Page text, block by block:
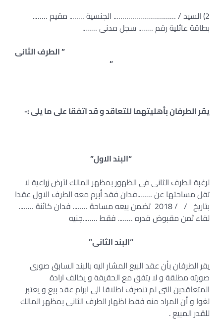
2) السيد / ………………………….. الجنسية …….. مقيم ……..
بطاقة عائلية رقم …….. سجل مدنى ……..
” الطرف الثانى
“
يقر الطرفان بأهليتهما للتعاقد و قد اتفقا على ما يلى :-
“البند الاول”
لرغبة الطرف الثانى فى الظهور بمظهر المالك لأرض زراعية لا
تقل مساحتها عن ……..فدان فقد أبرم معه الطرف الاول عقدا
بتاريخ / / 2018 تضمن بيعه مساحة …….. فدان كائنة ……..
لقاء ثمن مقبوض قدره …….. فقط ……..جنيه
“البند الثانى”
يقر الطرفان بأن عقد البيع المشار اليه بالبند السابق صورى
صورته مطلقة و لا يتفق مع الحقيقة و يخالف ارادة
المتعاقدين التى لم تنصرف اطلاقا الى ابرام عقد بيع و يعتبر
لغوا و أن المراد منه فقط اظهار الطرف الثانى بمظهر المالك
للقدر المبيع .